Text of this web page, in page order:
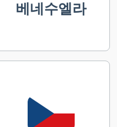
베네수엘라